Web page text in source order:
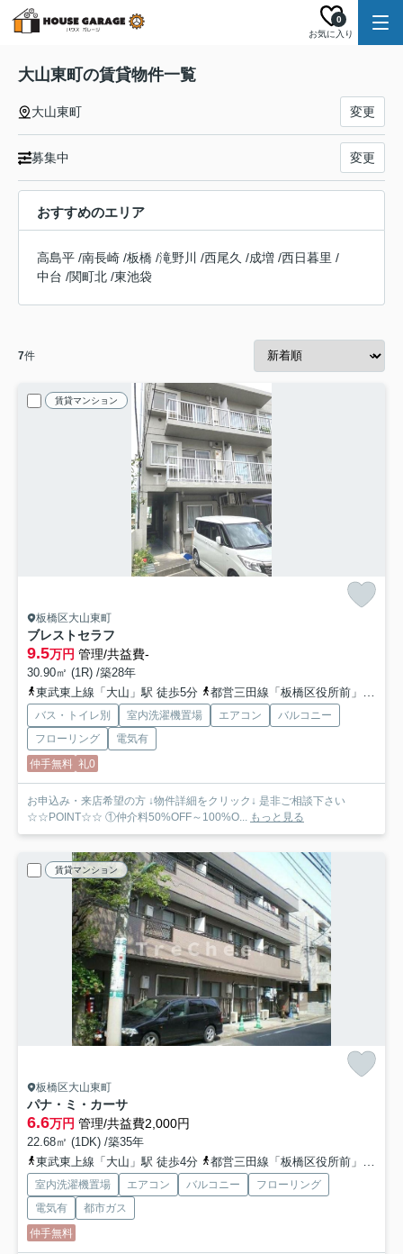
お気に入り
0
大山東町の賃貸物件一覧
大山東町 変更
募集中 変更
おすすめのエリア
高島平 /南長崎 /板橋 /滝野川 /西尾久 /成増 /西日暮里 /
中台 /関町北 /東池袋
7件
賃貸マンション
板橋区大山東町
ブレストセラフ
9.5万円 管理/共益費-
30.90㎡ (1R) /築28年
東武東上線「大山」駅 徒歩5分
都営三田線「板橋区役所前」駅 徒歩6分
バス・トイレ別 室内洗濯機置場 エアコン
バルコニー
フローリング
電気有
仲手無料 礼0
お申込み・来店希望の方 ↓物件詳細をクリック↓ 是非ご相談下さい
☆☆POINT☆☆ ①仲介料50%OFF～100%O... もっと見る
賃貸マンション
板橋区大山東町
パナ・ミ・カーサ
6.6万円 管理/共益費2,000円
22.68㎡ (1DK) /築35年
東武東上線「大山」駅 徒歩4分
都営三田線「板橋区役所前」駅 徒歩9分
室内洗濯機置場 エアコン バルコニー
フローリング
電気有
都市ガス
仲手無料